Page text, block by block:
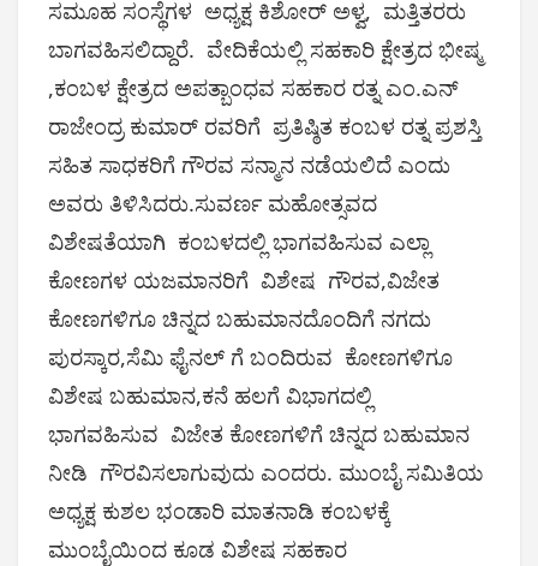
ಸಮೂಹ ಸಂಸ್ಥೆಗಳ ಅಧ್ಯಕ್ಷ ಕಿಶೋರ್ ಅಳ್ವ, ಮತ್ತಿತರರು
ಬಾಗವಹಿಸಲಿದ್ದಾರೆ. ವೇದಿಕೆಯಲ್ಲಿ ಸಹಕಾರಿ ಕ್ಷೇತ್ರದ ಭೀಷ್ಮ
,ಕಂಬಳ ಕ್ಷೇತ್ರದ ಅಪತ್ಬಾಂಧವ ಸಹಕಾರ ರತ್ನ ಎಂ.ಎನ್
ರಾಜೇಂದ್ರ ಕುಮಾರ್ ರವರಿಗೆ ಪ್ರತಿಷ್ಠಿತ ಕಂಬಳ ರತ್ನ ಪ್ರಶಸ್ತಿ
ಸಹಿತ ಸಾಧಕರಿಗೆ ಗೌರವ ಸನ್ಮಾನ ನಡೆಯಲಿದೆ ಎಂದು
ಅವರು ತಿಳಿಸಿದರು.ಸುವರ್ಣ ಮಹೋತ್ಸವದ
ವಿಶೇಷತೆಯಾಗಿ ಕಂಬಳದಲ್ಲಿ ಭಾಗವಹಿಸುವ ಎಲ್ಲಾ
ಕೋಣಗಳ ಯಜಮಾನರಿಗೆ ವಿಶೇಷ ಗೌರವ,ವಿಜೇತ
ಕೋಣಗಳಿಗೂ ಚಿನ್ನದ ಬಹುಮಾನದೊಂದಿಗೆ ನಗದು
ಪುರಸ್ಕಾರ,ಸೆಮಿ ಫೈನಲ್ ಗೆ ಬಂದಿರುವ ಕೋಣಗಳಿಗೂ
ವಿಶೇಷ ಬಹುಮಾನ,ಕನೆ ಹಲಗೆ ವಿಭಾಗದಲ್ಲಿ
ಭಾಗವಹಿಸುವ ವಿಜೇತ ಕೋಣಗಳಿಗೆ ಚಿನ್ನದ ಬಹುಮಾನ
ನೀಡಿ ಗೌರವಿಸಲಾಗುವುದು ಎಂದರು. ಮುಂಬೈ ಸಮಿತಿಯ
ಅಧ್ಯಕ್ಷ ಕುಶಲ ಭಂಡಾರಿ ಮಾತನಾಡಿ ಕಂಬಳಕ್ಕೆ
ಮುಂಬೈಯಿಂದ ಕೂಡ ವಿಶೇಷ ಸಹಕಾರ